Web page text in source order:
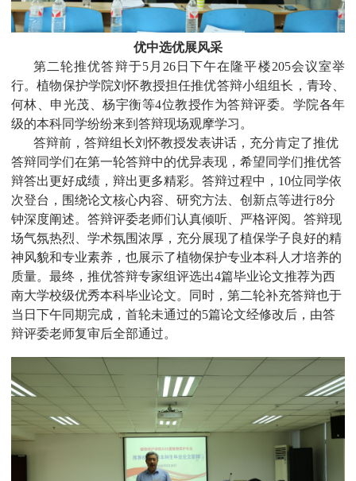
优中选优展风采
第二轮推优答辩于5月 26日下午在隆平楼205会议室举
行。植物保护学院刘怀教授担任推优答辩小组组长，青玲、
何林、申光茂、杨宇衡等4位教授作为答辩评委。学院各年
级的本科同学纷纷来到答辩现场观摩学习。
答辩前， 答辩组长刘怀教授发表讲话，充分肯定了推优
答辩同学们在第一轮答辩中的优异表现，希望同学们推优答
辩答出更好成绩，辩出更多精彩。答辩过程中， 10位同学依
次登台，围绕论文核心内容、研究方法、创新点等进行8分
钟深度阐述。答辩评委老师们认真倾听、严格评阅。答辩现
场气氛热烈、学术氛围浓厚，充分展现了植保学子良好的精
神风貌和专业素养，也展示了植物保护专业本科人才培养的
质量。最终，推优答辩专家组评选出4篇毕业论文推荐为西
南大学校级优秀本科毕业论文。同时，第二轮补充答辩也于
当日下午同期完成，首轮未通过的5篇论文经修改后，由答
辩评委老师复审后全部通过。